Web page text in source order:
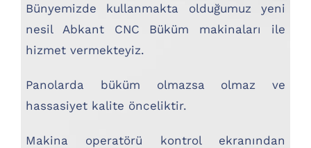
Bünyemizde kullanmakta olduğumuz yeni
nesil Abkant CNC Büküm makinaları ile
hizmet vermekteyiz.
Panolarda büküm olmazsa olmaz ve
hassasiyet kalite önceliktir.
Makina operatörü kontrol ekranından